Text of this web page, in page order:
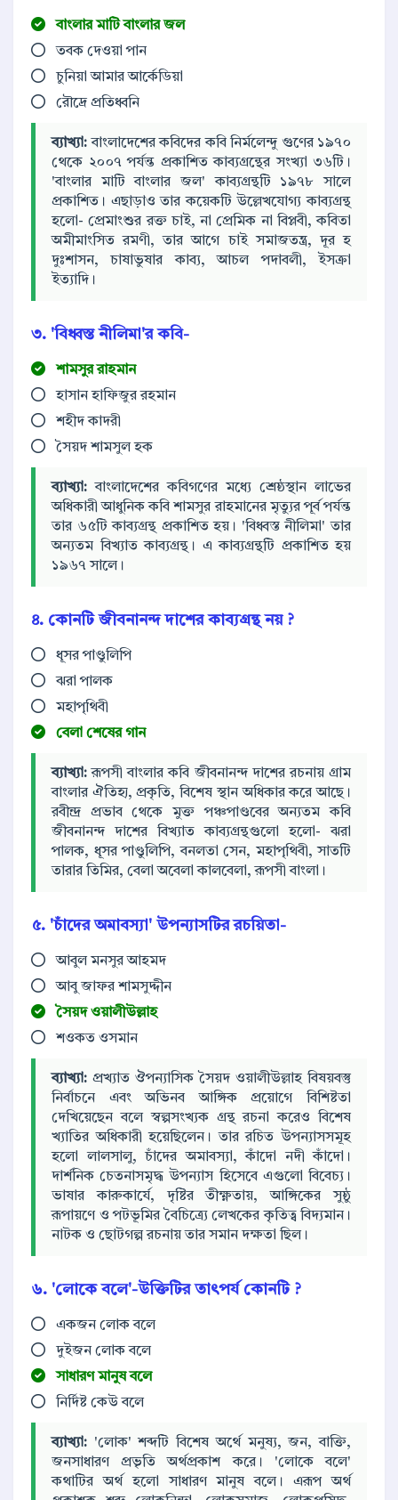
বাংলার মাটি বাংলার জল
তবক দেওয়া পান
চুনিয়া আমার আর্কেডিয়া
রৌদ্রে প্রতিধ্বনি
ব্যাখ্যা: বাংলাদেশের কবিদের কবি নির্মলেন্দু গুণের ১৯৭০
থেকে ২০০৭ পর্যন্ত প্রকাশিত কাব্যগ্রন্থের সংখ্যা ৩৬টি।
'বাংলার মাটি বাংলার জল' কাব্যগ্রন্থটি ১৯৭৮ সালে
প্রকাশিত। এছাড়াও তার কয়েকটি উল্লেখযোগ্য কাব্যগ্রন্থ
হলো- প্রেমাংশুর রক্ত চাই, না প্রেমিক না বিপ্লবী, কবিতা
অমীমাংসিত রমণী, তার আগে চাই সমাজতন্ত্র, দূর হ
দুঃশাসন, চাষাভুষার কাব্য, আচল পদাবলী, ইসক্রা
ইত্যাদি।
৩. 'বিধ্বস্ত নীলিমা'র কবি-
শামসুর রাহমান
হাসান হাফিজুর রহমান
শহীদ কাদরী
সৈয়দ শামসুল হক
ব্যাখ্যা: বাংলাদেশের কবিগণের মধ্যে শ্রেষ্ঠস্থান লাভের
অধিকারী আধুনিক কবি শামসুর রাহমানের মৃত্যুর পূর্ব পর্যন্ত
তার ৬৫টি কাব্যগ্রন্থ প্রকাশিত হয়। 'বিধ্বস্ত নীলিমা' তার
অন্যতম বিখ্যাত কাব্যগ্রন্থ। এ কাব্যগ্রন্থটি প্রকাশিত হয়
১৯৬৭ সালে।
৪. কোনটি জীবনানন্দ দাশের কাব্যগ্রন্থ নয় ?
ধূসর পাণ্ডুলিপি
ঝরা পালক
মহাপৃথিবী
বেলা শেষের গান
ব্যাখ্যা: রূপসী বাংলার কবি জীবনানন্দ দাশের রচনায় গ্রাম
বাংলার ঐতিহ্য, প্রকৃতি, বিশেষ স্থান অধিকার করে আছে।
রবীন্দ্র প্রভাব থেকে মুক্ত পঞ্চপাণ্ডবের অন্যতম কবি
জীবনানন্দ দাশের বিখ্যাত কাব্যগ্রন্থগুলো হলো- ঝরা
পালক, ধূসর পাণ্ডুলিপি, বনলতা সেন, মহাপৃথিবী, সাতটি
তারার তিমির, বেলা অবেলা কালবেলা, রূপসী বাংলা।
৫. 'চাঁদের অমাবস্যা' উপন্যাসটির রচয়িতা-
আবুল মনসুর আহমদ
আবু জাফর শামসুদ্দীন
সৈয়দ ওয়ালীউল্লাহ
শওকত ওসমান
ব্যাখ্যা: প্রখ্যাত ঔপন্যাসিক সৈয়দ ওয়ালীউল্লাহ বিষয়বস্তু
নির্বাচনে এবং অভিনব আঙ্গিক প্রয়োগে বিশিষ্টতা
দেখিয়েছেন বলে স্বল্পসংখ্যক গ্রন্থ রচনা করেও বিশেষ
খ্যাতির অধিকারী হয়েছিলেন। তার রচিত উপন্যাসসমূহ
হলো লালসালু, চাঁদের অমাবস্যা, কাঁদো নদী কাঁদো।
দার্শনিক চেতনাসমৃদ্ধ উপন্যাস হিসেবে এগুলো বিবেচ্য।
ভাষার কারুকার্যে, দৃষ্টির তীক্ষ্ণতায়, আঙ্গিকের সুষ্ঠু
রূপায়ণে ও পটভূমির বৈচিত্র্যে লেখকের কৃতিত্ব বিদ্যমান।
নাটক ও ছোটগল্প রচনায় তার সমান দক্ষতা ছিল।
৬. 'লোকে বলে'-উক্তিটির তাৎপর্য কোনটি ?
একজন লোক বলে
দুইজন লোক বলে
সাধারণ মানুষ বলে
নির্দিষ্ট কেউ বলে
ব্যাখ্যা: 'লোক' শব্দটি বিশেষ অর্থে মনুষ্য, জন, বাক্তি,
জনসাধারণ প্রভৃতি অর্থপ্রকাশ করে। 'লোকে বলে'
কথাটির অর্থ হলো সাধারণ মানুষ বলে। এরূপ অর্থ